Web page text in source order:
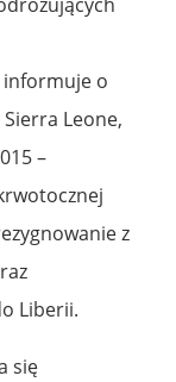
informuje o
Leone,
–
z
Liberii.
się